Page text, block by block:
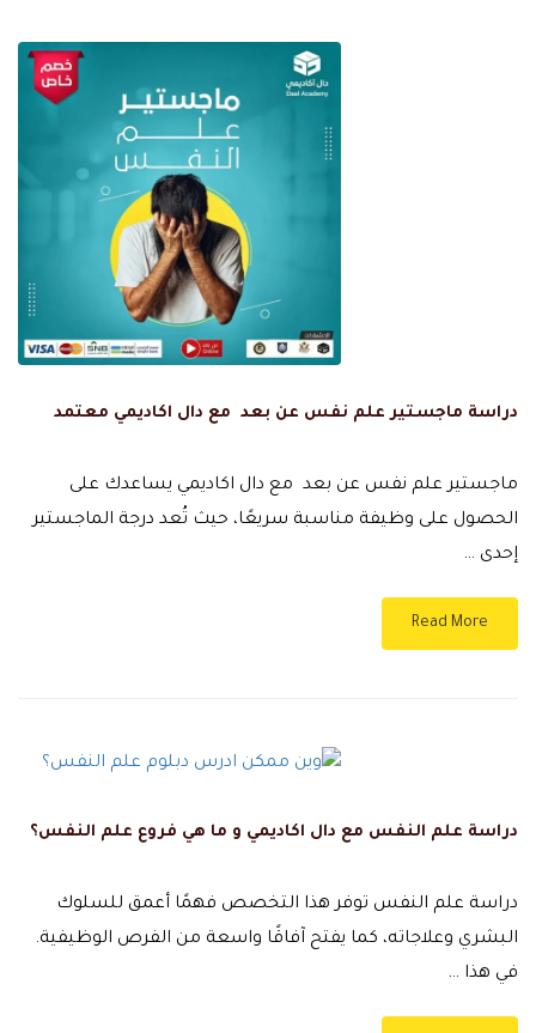
دراسة ماجستير علم نفس عن بعد مع دال اكاديمي معتمد
ماجستير علم نفس عن بعد مع دال اكاديمي يساعدك على
الحصول على وظيفة مناسبة سريعًا، حيث تُعد درجة الماجستير
إحدى …
Read More
دراسة علم النفس مع دال اكاديمي و ما هي فروع علم النفس؟
دراسة علم النفس توفر هذا التخصص فهمًا أعمق للسلوك
البشري وعلاجاته، كما يفتح آفاقًا واسعة من الفرص الوظيفية.
في هذا …